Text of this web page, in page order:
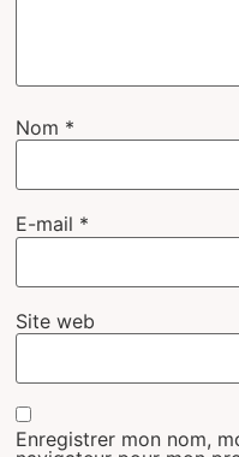
Nom *
E-mail *
Site web
Enregistrer mon nom,